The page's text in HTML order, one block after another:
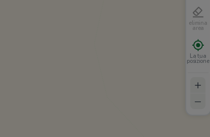
elimina
area
La tua
posizione
+
–